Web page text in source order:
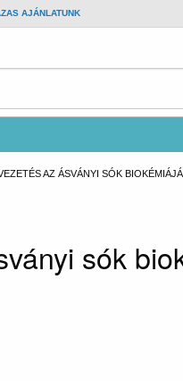
AJÁNLATUNK
AZ ÁSVÁNYI SÓK
sók